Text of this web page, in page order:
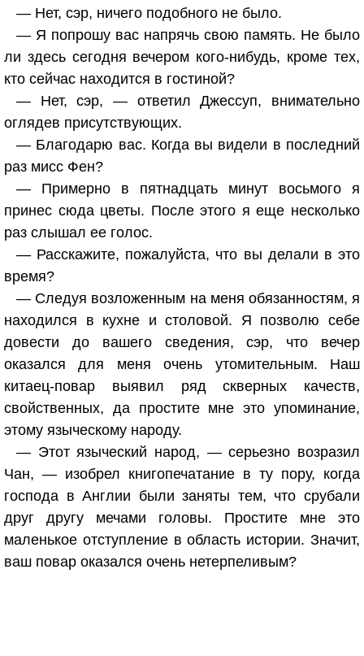
— Нет, сэр, ничего подобного не было.
— Я попрошу вас напрячь свою память. Не было
ли здесь сегодня вечером кого-нибудь, кроме тех,
кто сейчас находится в гостиной?
— Нет, сэр, — ответил Джессуп, внимательно
оглядев присутствующих.
— Благодарю вас. Когда вы видели в последний
раз мисс Фен?
— Примерно в пятнадцать минут восьмого я
принес сюда цветы. После этого я еще несколько
раз слышал ее голос.
— Расскажите, пожалуйста, что вы делали в это
время?
— Следуя возложенным на меня обязанностям, я
находился в кухне и столовой. Я позволю себе
довести до вашего сведения, сэр, что вечер
оказался для меня очень утомительным. Наш
китаец-повар выявил ряд скверных качеств,
свойственных, да простите мне это упоминание,
этому языческому народу.
— Этот языческий народ, — серьезно возразил
Чан, — изобрел книгопечатание в ту пору, когда
господа в Англии были заняты тем, что срубали
друг другу мечами головы. Простите мне это
маленькое отступление в область истории. Значит,
ваш повар оказался очень нетерпеливым?